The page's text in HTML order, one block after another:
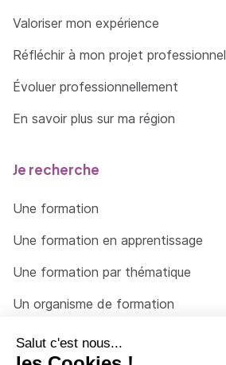
Valoriser mon expérience
Réfléchir à mon projet professionnel
Évoluer professionnellement
En savoir plus sur ma région
Je recherche
Une formation
Une formation en apprentissage
Une formation par thématique
Un organisme de formation
Un conseiller